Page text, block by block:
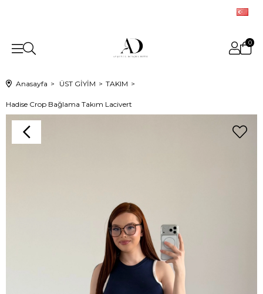
0
Anasayfa ÜST GİYİM TAKIM
Hadise Crop Bağlama Takım Lacivert